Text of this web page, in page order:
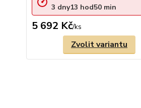
5 692 Kč/ks
3 dny13 hod50 min
Zvolit variantu